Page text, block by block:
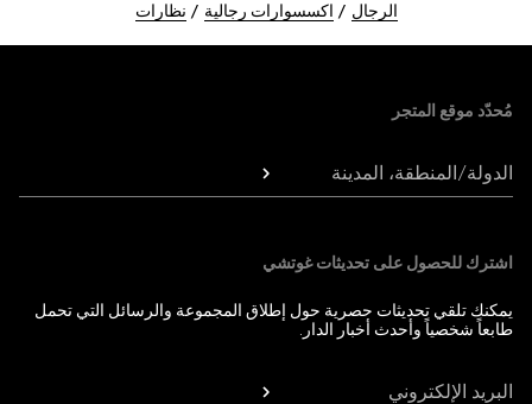
الرجال اكسسوارات رجالية نظارات
مُحدّد موقع المتجر
الدولة/المنطقة، المدينة
اشترك للحصول على تحديثات غوتشي
يمكنك تلقي تحديثات حصرية حول إطلاق المجموعة والرسائل التي تحمل
طابعاً شخصياً وأحدث أخبار الدار.
البريد الإلكتروني